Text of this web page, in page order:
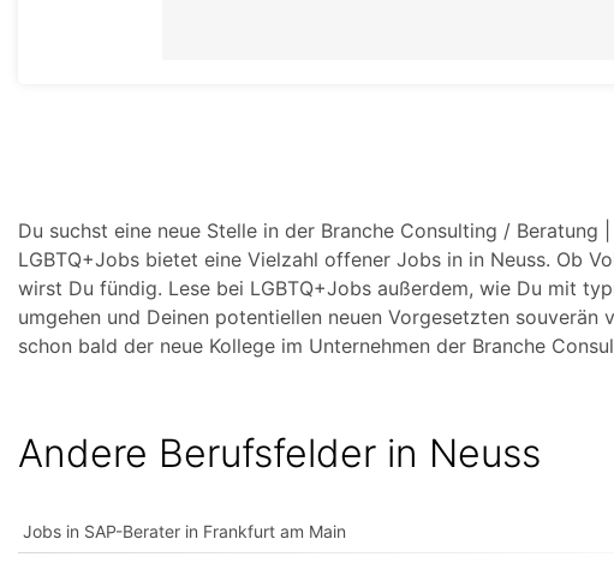
Du suchst eine neue Stelle in der Branche Consulting / Beratung
LGBTQ+Jobs bietet eine Vielzahl offener Jobs in in Neuss. Ob
wirst Du fündig. Lese bei LGBTQ+Jobs außerdem, wie Du mit
umgehen und Deinen potentiellen neuen Vorgesetzten
schon bald der neue Kollege im Unternehmen der Branche
Andere Berufsfelder in Neuss
Jobs in SAP-Berater in Frankfurt am Main